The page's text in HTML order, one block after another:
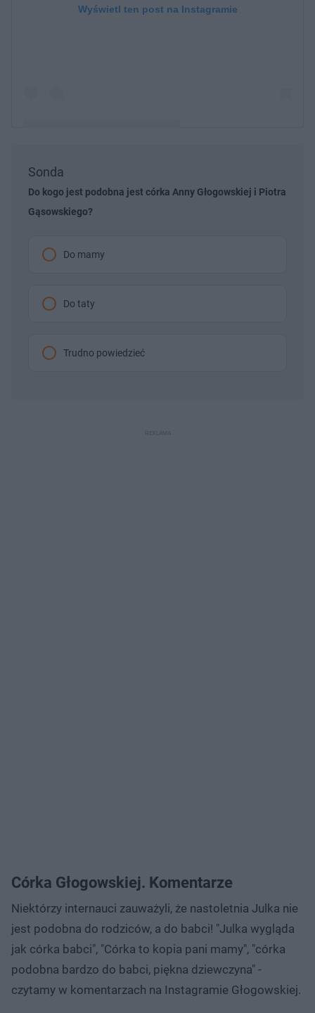
Wyświetl ten post na Instagramie
Post udostępniony przez Anna Głogowska
(@annaglogowska_official)
Sonda
Do kogo jest podobna jest córka Anny Głogowskiej i Piotra
Gąsowskiego?
Do mamy
Do taty
Trudno powiedzieć
Córka Głogowskiej. Komentarze
Niektórzy internauci zauważyli, że nastoletnia Julka nie
jest podobna do rodziców, a do babci! "Julka wygląda
jak córka babci", "Córka to kopia pani mamy", "córka
podobna bardzo do babci, piękna dziewczyna" -
czytamy w komentarzach na Instagramie Głogowskiej.